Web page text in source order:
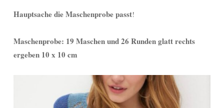
Hauptsache die Maschenprobe passt!
Maschenprobe: 19 Maschen und 26 Runden glatt rechts
ergeben 10 x 10 cm